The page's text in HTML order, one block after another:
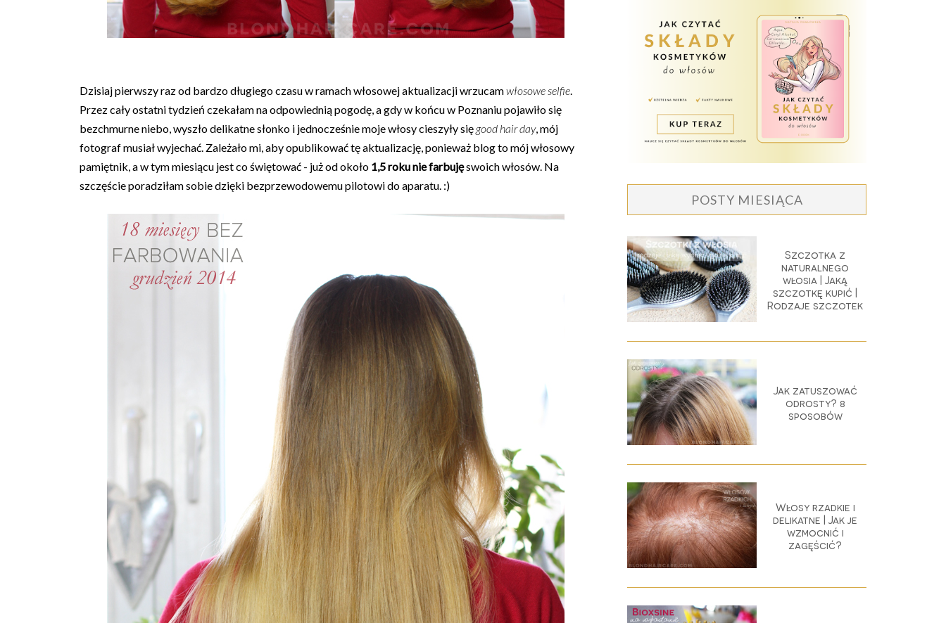
Dzisiaj pierwszy raz od bardzo długiego czasu w ramach włosowej aktualizacji wrzucamwłosowe selfie.
Przez cały ostatni tydzień czekałam na odpowiednią pogodę, a gdy w końcu w Poznaniu pojawiło się
bezchmurne niebo, wyszło delikatne słonko i jednocześnie moje włosy cieszyły się good hair day, mój
fotograf musiał wyjechać. Zależało mi, aby opublikować tę aktualizację, ponieważ blog to mój włosowy
pamiętnik, a w tym miesiącu jest co świętować - już od około 1,5 roku nie farbujęswoich włosów. Na
szczęście poradziłam sobie dzięki bezprzewodowemu pilotowi do aparatu. :)
POSTY MIESIĄCA
Szczotka z
naturalnego
włosia | Jaką
szczotkę kupić |
Rodzaje szczotek
Jak zatuszować
odrosty? 8
sposobów
Włosy rzadkie i
delikatne | Jak je
wzmocnić i
zagęścić?